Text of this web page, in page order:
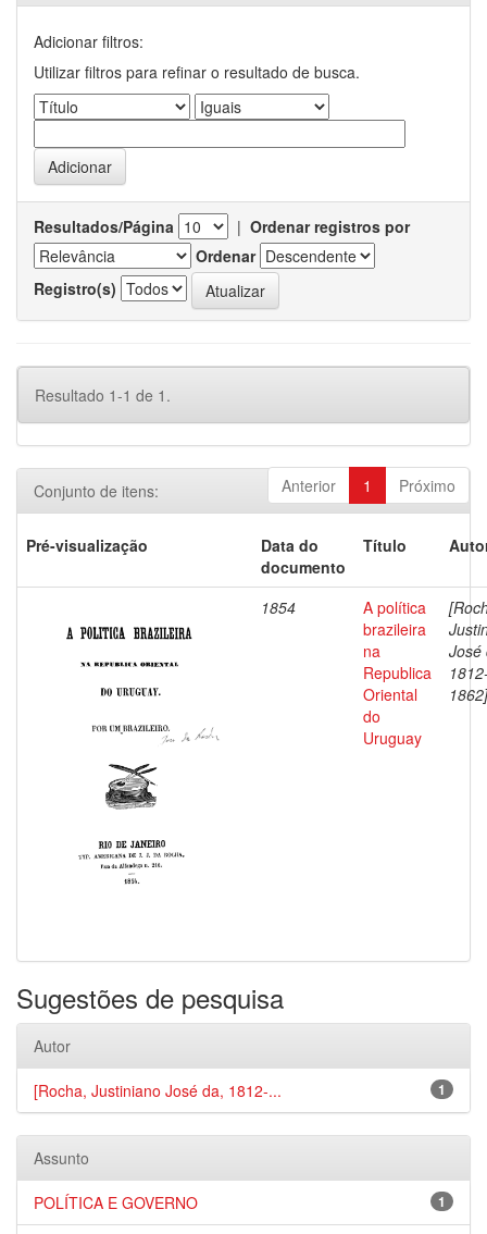
Adicionar filtros:
Utilizar filtros para refinar o resultado de busca.
Resultados/Página | Ordenar registros por
Ordenar
Registro(s)
Resultado 1-1 de 1.
Anterior 1 Próximo
Conjunto de itens:
Pré-visualização
Data do
documento
Título
1854
A política
brazileira
na
Republica
Oriental
do
Uruguay
José
1862]
Sugestões de pesquisa
Autor
1
[Rocha, Justiniano José da, 1812-...
Assunto
1
POLÍTICA E GOVERNO